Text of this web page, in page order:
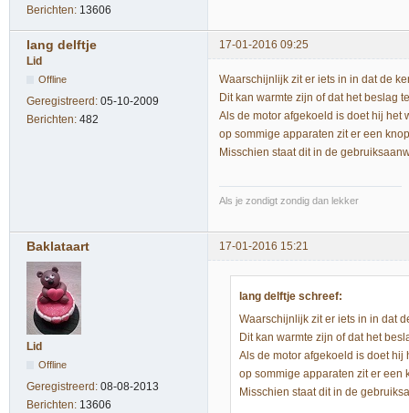
Berichten: 13606
lang delftje
17-01-2016 09:25
Lid
Offline
Geregistreerd: 05-10-2009
Berichten: 482
Waarschijnlijk zit er iets in in dat de
Dit kan warmte zijn of dat het beslag
Als de motor afgekoeld is doet hij het
op sommige apparaten zit er een
Misschien staat dit in de
Als je zondigt zondig dan lekker
Baklataart 17-01-2016 15:21
Lid
Offline
Geregistreerd: 08-08-2013
Berichten: 13606
lang delftje schreef:
Waarschijnlijk zit er iets in in dat
Dit kan warmte zijn of dat het
Als de motor afgekoeld is doet hij
op sommige apparaten zit er een
Misschien staat dit in de